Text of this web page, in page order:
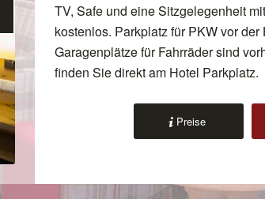
TV, Safe und eine Sitzgelegenheit
kostenlos. Parkplatz für PKW vor
Garagenplätze für Fahrräder sind
finden Sie direkt am Hotel Parkplatz.
Preise